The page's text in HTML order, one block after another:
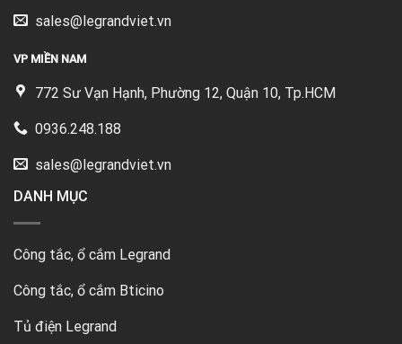
sales@legrandviet.vn
VP MIỀN NAM
772 Sư Vạn Hạnh, Phường 12, Quận 10, Tp.HCM
0936.248.188
sales@legrandviet.vn
DANH MỤC
Công tắc, ổ cắm Legrand
Công tắc, ổ cắm Bticino
Tủ điện Legrand